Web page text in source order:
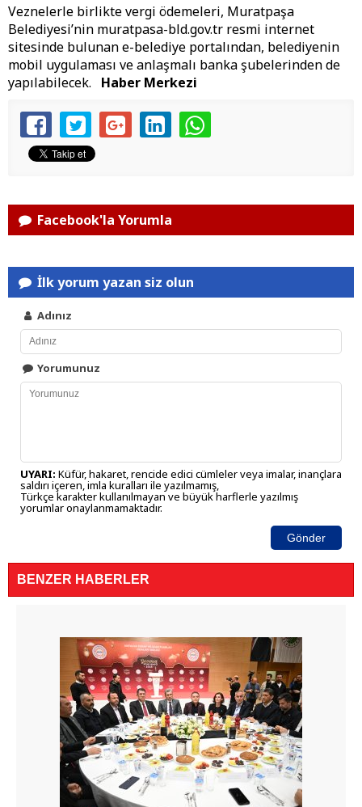
Veznelerle birlikte vergi ödemeleri, Muratpaşa
Belediyesi’nin muratpasa-bld.gov.tr resmi internet
sitesinde bulunan e-belediye portalından, belediyenin
mobil uygulaması ve anlaşmalı banka şubelerinden de
yapılabilecek. Haber Merkezi
Facebook'la Yorumla
İlk yorum yazan siz olun
Adınız
Yorumunuz
UYARI: Küfür, hakaret, rencide edici cümleler veya imalar, inançlara
saldırı içeren, imla kuralları ile yazılmamış,
Türkçe karakter kullanılmayan ve büyük harflerle yazılmış
yorumlar onaylanmamaktadır.
Gönder
BENZER HABERLER